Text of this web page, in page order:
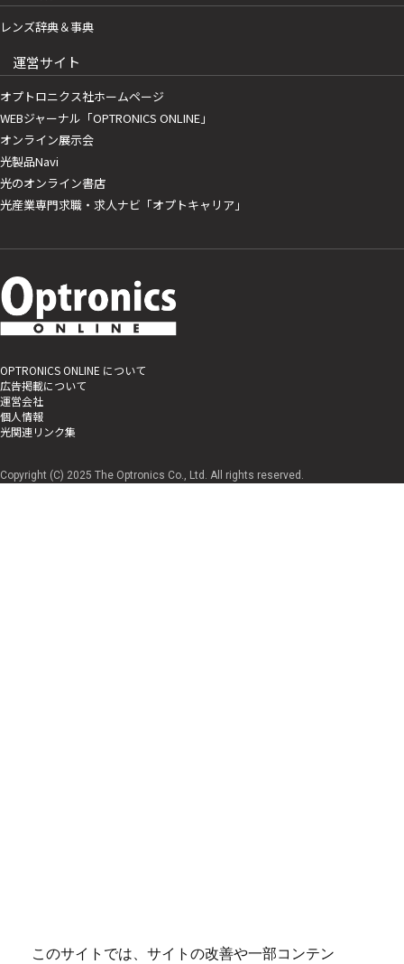
このサイトでは、サイトの改善や一部コンテン
レンズ辞典＆事典
運営サイト
オプトロニクス社ホームページ
WEBジャーナル「OPTRONICS ONLINE」
オンライン展示会
光製品Navi
光のオンライン書店
光産業専門求職・求人ナビ「オプトキャリア」
OPTRONICS ONLINE について
広告掲載について
運営会社
個人情報
光関連リンク集
Copyright (C) 2025 The Optronics Co., Ltd. All rights reserved.